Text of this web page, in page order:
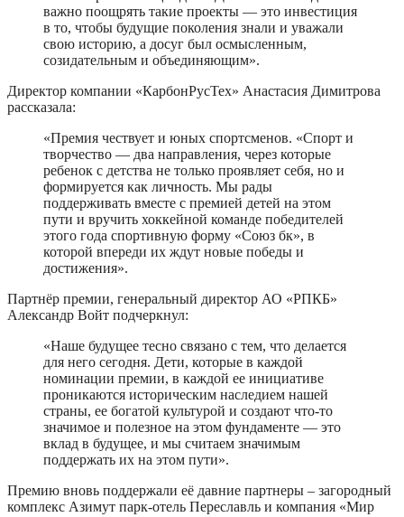
важно поощрять такие проекты — это инвестиция
в то, чтобы будущие поколения знали и уважали
свою историю, а досуг был осмысленным,
созидательным и объединяющим».
Директор компании «КарбонРусТех» Анастасия Димитрова
рассказала:
«Премия чествует и юных спортсменов. «Спорт и
творчество — два направления, через которые
ребенок с детства не только проявляет себя, но и
формируется как личность. Мы рады
поддерживать вместе с премией детей на этом
пути и вручить хоккейной команде победителей
этого года спортивную форму «Союз бк», в
которой впереди их ждут новые победы и
достижения».
Партнёр премии, генеральный директор АО «РПКБ»
Александр Войт подчеркнул:
«Наше будущее тесно связано с тем, что делается
для него сегодня. Дети, которые в каждой
номинации премии, в каждой ее инициативе
проникаются историческим наследием нашей
страны, ее богатой культурой и создают что-то
значимое и полезное на этом фундаменте — это
вклад в будущее, и мы считаем значимым
поддержать их на этом пути».
Премию вновь поддержали её давние партнеры – загородный
комплекс Азимут парк-отель Переславль и компания «Мир